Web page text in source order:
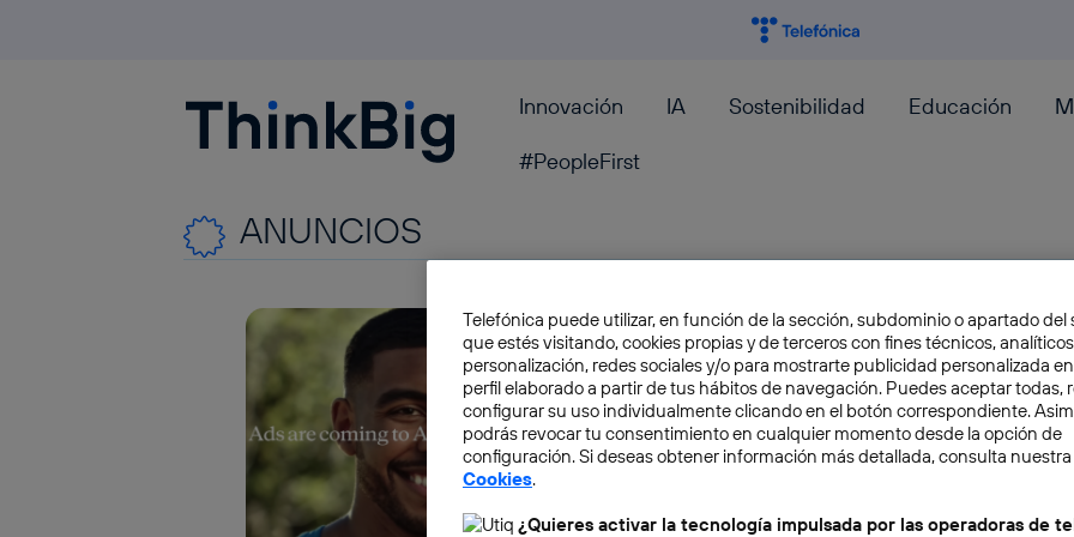
Blogthinkbig.com Innovación IA Sostenibilidad Educación
#PeopleFirst
ANUNCIOS
Anuncios vs. No anuncios:
qué no cuando las IA
El nuevo gran debate en torno a los chatbots
anuncios en tus conversaciones. OpenAI dio el
Telefónica puede utilizar, en función de la sección, subdominio o apartado del
que estés visitando, cookies propias y de terceros con fines técnicos,
personalización, redes sociales y/o para mostrarte publicidad personalizada
perfil elaborado a partir de tus hábitos de navegación. Puedes aceptar todas,
configurar su uso individualmente clicando en el botón correspondiente.
podrás revocar tu consentimiento en cualquier momento desde la opción de
configuración. Si deseas obtener información más detallada, consulta nuestra
Cookies.
¿Quieres activar la tecnología impulsada por las operadoras de